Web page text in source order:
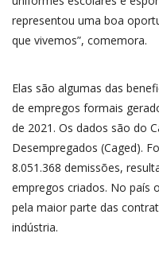
representou uma boa
que vivemos”, comemora.
Elas são algumas das
de empregos formais
de 2021. Os dados são do
Desempregados (Caged).
8.051.368 demissões,
empregos criados. No país
pela maior parte das
indústria.